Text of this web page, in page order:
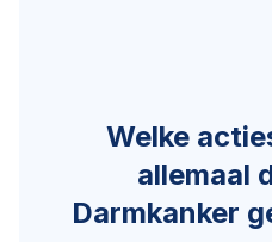
Welke
allemaal
Darmkanker